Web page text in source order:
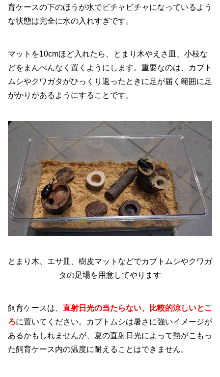
育ケースの下のほうが水でビチャビチャになっているよう
な状態は完全に水の入れすぎです。
マットを10cmほど入れたら、とまり木やえさ皿、小枝な
どをまんべんなく置くようにします。重要なのは、カブト
ムシやクワガタがひっくり返ったときに足が届く範囲に足
がかりがあるようにすることです。
とまり木、エサ皿、樹皮マットなどでカブトムシやクワガ
タの足場を用意してやります
飼育ケースは、 直射日光の当たらない、比較的涼しいとこ
ろに置いてください。カブトムシは暑さに強いイメージが
あるかもしれませんが、夏の直射日光によって熱がこもっ
た飼育ケース内の温度に耐えることはできません。